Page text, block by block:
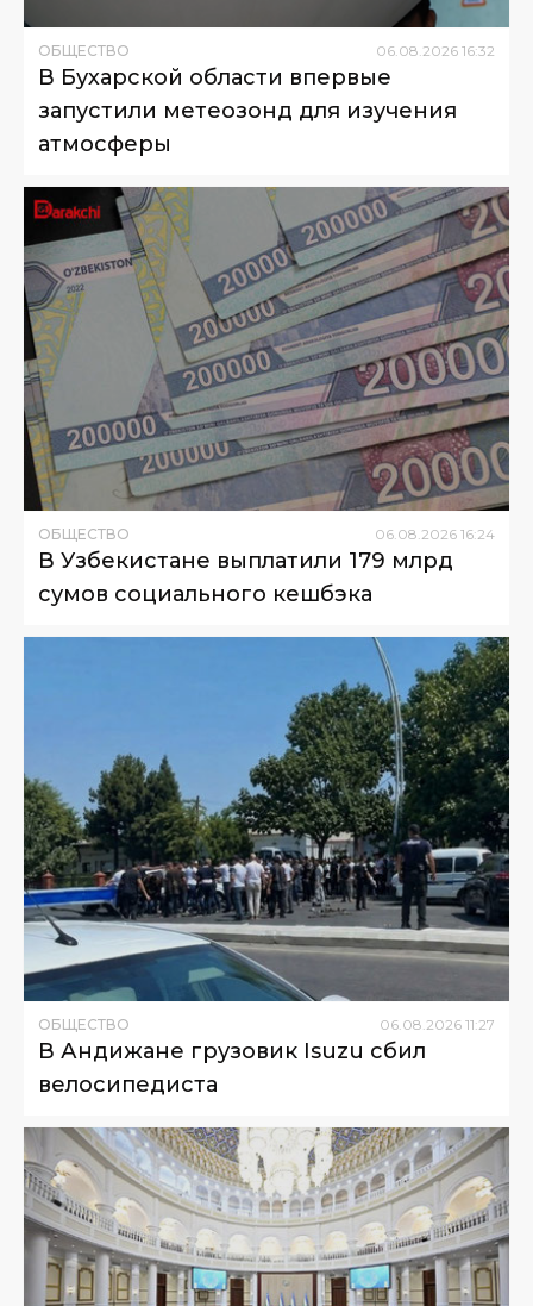
ОБЩЕСТВО 06.08.2026 16:32
В Бухарской области впервые
запустили метеозонд для изучения
атмосферы
ОБЩЕСТВО 06.08.2026 16:24
В Узбекистане выплатили 179 млрд
сумов социального кешбэка
ОБЩЕСТВО 06.08.2026 11:27
В Андижане грузовик Isuzu сбил
велосипедиста